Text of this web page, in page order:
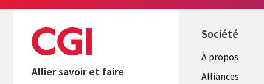
Allier savoir et faire
Société
À propos
Alliances